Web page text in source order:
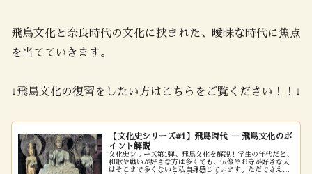
飛鳥文化と奈良時代の文化に挟まれた、曖昧な時代に焦点
を当てていきます。
↓飛鳥文化の復習をしたい方はこちらをご覧ください！！↓
【文化史シリーズ#1】飛鳥時代 ― 飛鳥文化のポ
イント解説
文化史シリーズ第1弾、飛鳥文化を解説！学生の年代だと、
和歌や戦いが好きな方は多くても、仏像やお寺が好きな人
はそこまで多くないと私自身感じています。ただでさえ暗